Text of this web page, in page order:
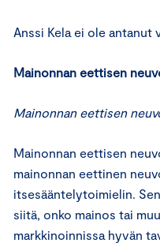
Anssi Kela ei ole antanut
Mainonnan eettisen
Mainonnan eettisen
Mainonnan eettisen
mainonnan eettinen
itsesääntelytoimielin.
siitä, onko mainos tai
markkinoinnissa hyvän